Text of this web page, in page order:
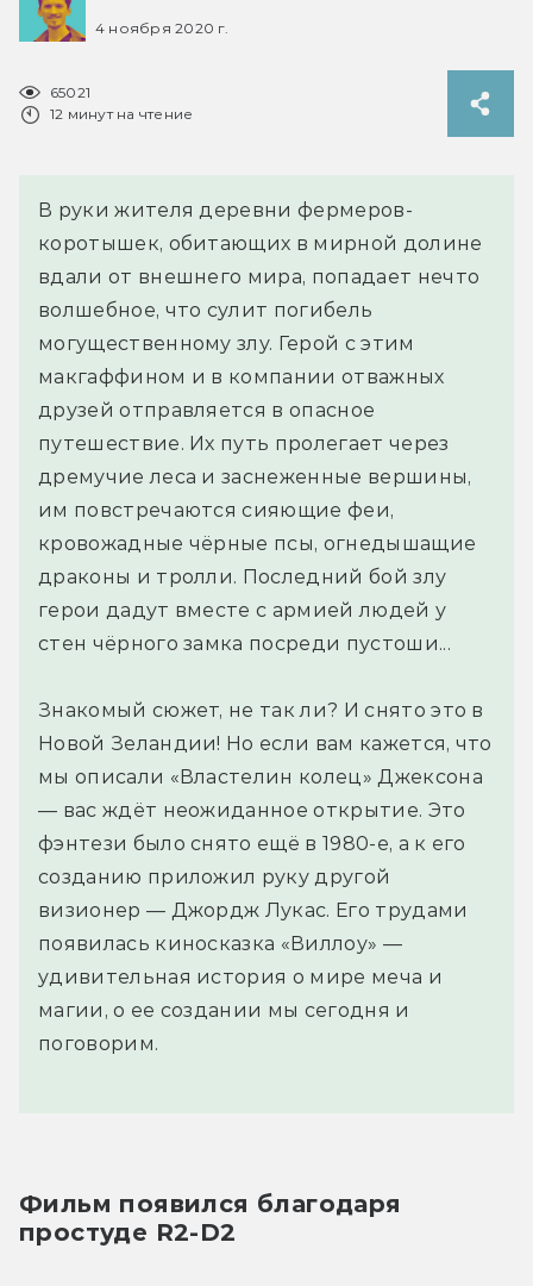
4 ноября 2020 г.
65021
12 минут на чтение
В руки жителя деревни фермеров-
коротышек, обитающих в мирной долине
вдали от внешнего мира, попадает нечто
волшебное, что сулит погибель
могущественному злу. Герой с этим
макгаффином и в компании отважных
друзей отправляется в опасное
путешествие. Их путь пролегает через
дремучие леса и заснеженные вершины,
им повстречаются сияющие феи,
кровожадные чёрные псы, огнедышащие
драконы и тролли. Последний бой злу
герои дадут вместе с армией людей у
стен чёрного замка посреди пустоши...
Знакомый сюжет, не так ли? И снято это в
Новой Зеландии! Но если вам кажется, что
мы описали «Властелин колец» Джексона
— вас ждёт неожиданное открытие. Это
фэнтези было снято ещё в 1980-е, а к его
созданию приложил руку другой
визионер — Джордж Лукас. Его трудами
появилась киносказка «Виллоу» —
удивительная история о мире меча и
магии, о ее создании мы сегодня и
поговорим.
Фильм появился благодаря
простуде R2-D2